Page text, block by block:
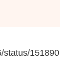
status/151890